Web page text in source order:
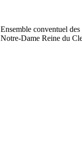
Ensemble conventuel des
Notre-Dame Reine du